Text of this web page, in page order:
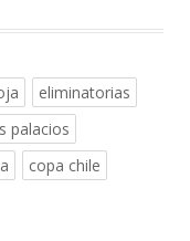
eliminatorias
palacios
copa chile